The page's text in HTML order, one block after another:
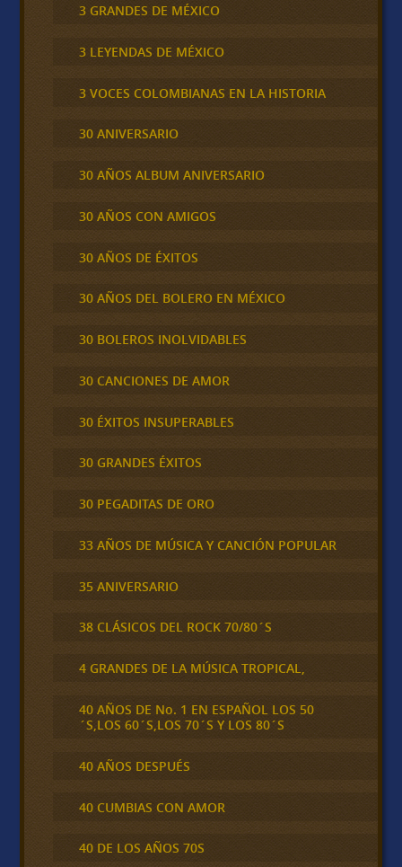
3 GRANDES DE MÉXICO
3 LEYENDAS DE MÉXICO
3 VOCES COLOMBIANAS EN LA HISTORIA
30 ANIVERSARIO
30 AÑOS ALBUM ANIVERSARIO
30 AÑOS CON AMIGOS
30 AÑOS DE ÉXITOS
30 AÑOS DEL BOLERO EN MÉXICO
30 BOLEROS INOLVIDABLES
30 CANCIONES DE AMOR
30 ÉXITOS INSUPERABLES
30 GRANDES ÉXITOS
30 PEGADITAS DE ORO
33 AÑOS DE MÚSICA Y CANCIÓN POPULAR
35 ANIVERSARIO
38 CLÁSICOS DEL ROCK 70/80´S
4 GRANDES DE LA MÚSICA TROPICAL,
40 AÑOS DE No. 1 EN ESPAÑOL LOS 50
´S,LOS 60´S,LOS 70´S Y LOS 80´S
40 AÑOS DESPUÉS
40 CUMBIAS CON AMOR
40 DE LOS AÑOS 70S